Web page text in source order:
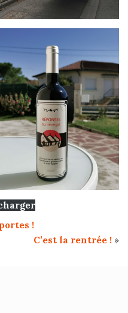
!
C’est la rentrée ! »